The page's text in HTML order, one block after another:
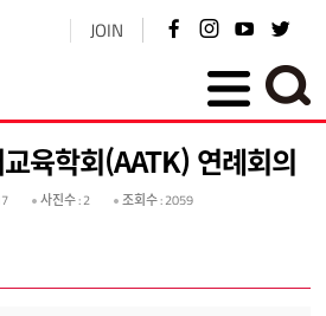
JOIN 페
이
로
가
기
인
스
타
그
램
바
로
가
유
튜
브
바
로
가
기
트
터
바
로
가
기
KF플러스
육학회(AATK) 연례회의
사진수: 2 조회수: 2059